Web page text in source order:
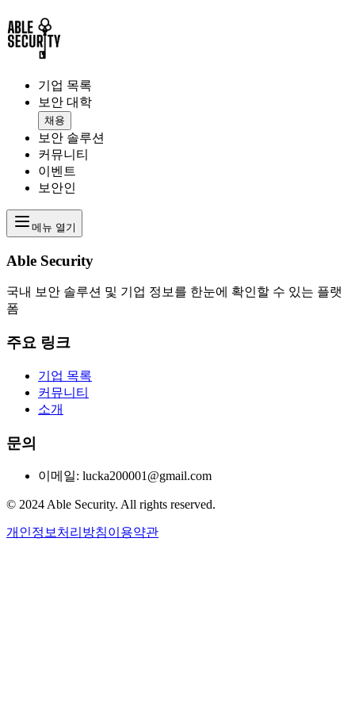
기업 목록
보안 대학
채용
보안 솔루션
커뮤니티
이벤트
보안인
메뉴 열기
Able Security
국내 보안 솔루션 및 기업 정보를 한눈에 확인할 수 있는 플랫
폼
주요 링크
기업 목록
커뮤니티
소개
문의
이메일: lucka200001@gmail.com
© 2024 Able Security. All rights reserved.
개인정보처리방침이용약관